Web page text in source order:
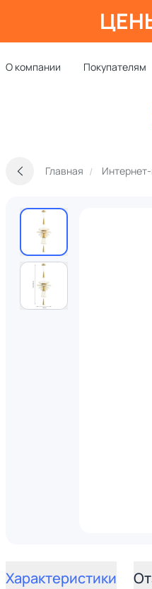
О компании Покупателям
Главная
Характеристики